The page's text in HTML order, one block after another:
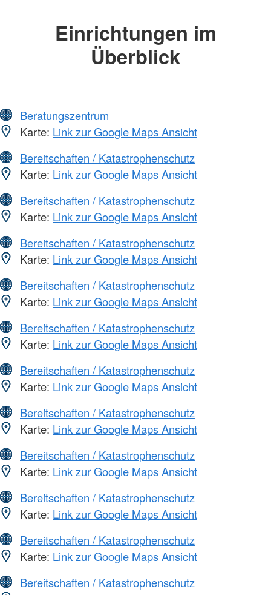
Einrichtungen im
Überblick
Beratungszentrum
Karte: Link zur Google Maps Ansicht
Bereitschaften / Katastrophenschutz
Karte: Link zur Google Maps Ansicht
Bereitschaften / Katastrophenschutz
Karte: Link zur Google Maps Ansicht
Bereitschaften / Katastrophenschutz
Karte: Link zur Google Maps Ansicht
Bereitschaften / Katastrophenschutz
Karte: Link zur Google Maps Ansicht
Bereitschaften / Katastrophenschutz
Karte: Link zur Google Maps Ansicht
Bereitschaften / Katastrophenschutz
Karte: Link zur Google Maps Ansicht
Bereitschaften / Katastrophenschutz
Karte: Link zur Google Maps Ansicht
Bereitschaften / Katastrophenschutz
Karte: Link zur Google Maps Ansicht
Bereitschaften / Katastrophenschutz
Karte: Link zur Google Maps Ansicht
Bereitschaften / Katastrophenschutz
Karte: Link zur Google Maps Ansicht
Bereitschaften / Katastrophenschutz